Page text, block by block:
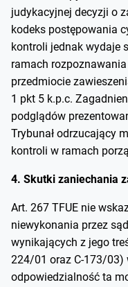
judykacyjnej decyzji o
kodeks postępowania
kontroli jednak wydaje
ramach
przedmiocie
1 pkt 5 k.p.c.
podglądów
Trybunał odrzucający
kontroli w ramach
4. Skutki zaniechania
Art. 267 TFUE nie
niewykonania przez
wynikających z jego
224/01 oraz C-173/03)
odpowiedzialność ta